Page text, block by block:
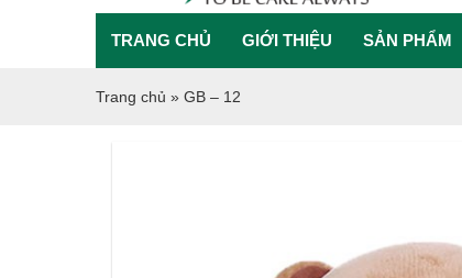
TRANG CHỦ GIỚI THIỆU SẢN PHẨM
Trang chủ » GB – 12